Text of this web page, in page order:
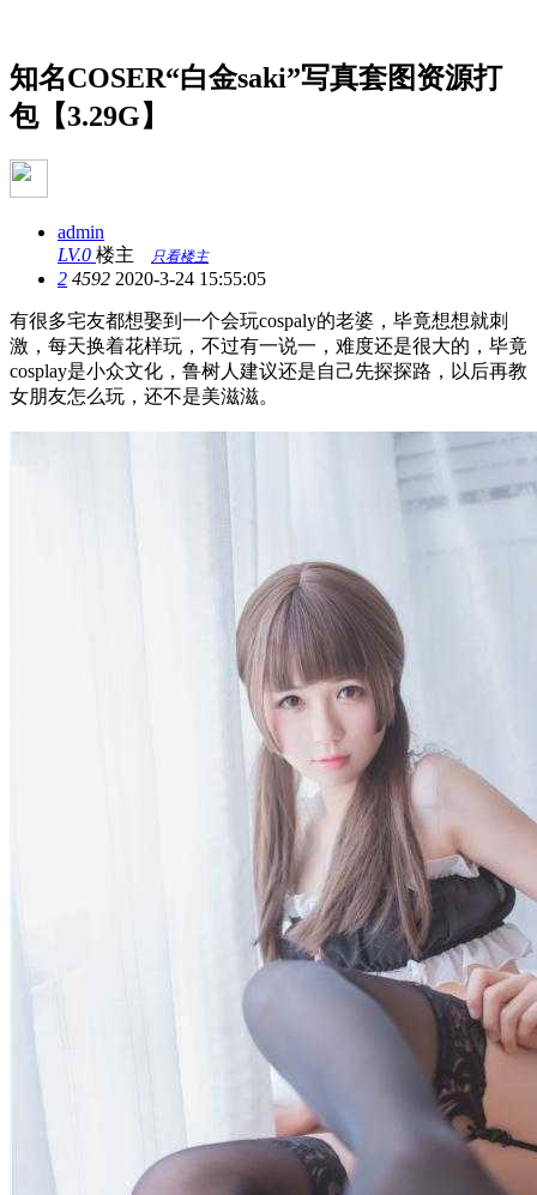
知名COSER“白金saki”写真套图资源打
包【3.29G】
admin
LV.0 楼主 只看楼主
2 4592 2020-3-24 15:55:05
有很多宅友都想娶到一个会玩cospaly的老婆，毕竟想想就刺
激，每天换着花样玩，不过有一说一，难度还是很大的，毕竟
cosplay是小众文化，鲁树人建议还是自己先探探路，以后再教
女朋友怎么玩，还不是美滋滋。